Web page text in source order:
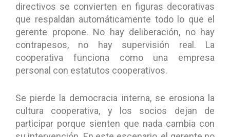
directivos se convierten en figuras decorativas
que respaldan automáticamente todo lo que el
gerente propone. No hay deliberación, no hay
contrapesos, no hay supervisión real. La
cooperativa funciona como una empresa
personal con estatutos cooperativos.
Se pierde la democracia interna, se erosiona la
cultura cooperativa, y los socios dejan de
participar porque sienten que nada cambia con